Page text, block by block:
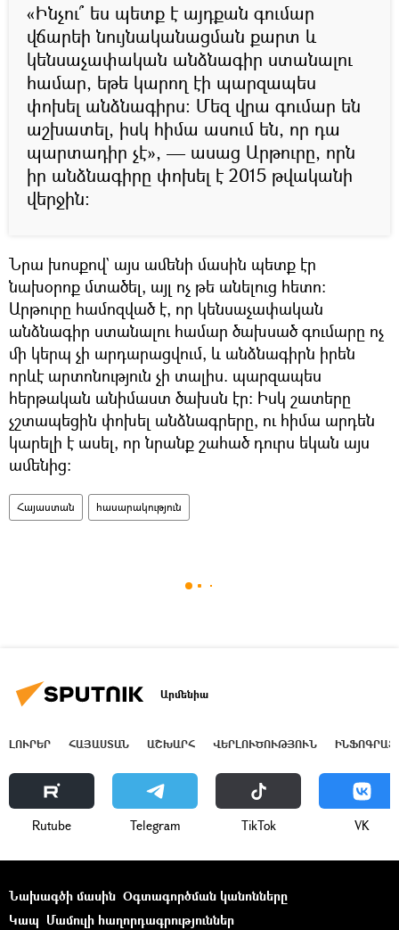
«Ինչու՞ ես պետք է այդքան գումար
վճարեի նույնականացման քարտ և
կենսաչափական անձնագիր ստանալու
համար, եթե կարող էի պարզապես
փոխել անձնագիրս: Մեզ վրա գումար են
աշխատել, իսկ հիմա ասում են, որ դա
պարտադիր չէ», — ասաց Արթուրը, որն
իր անձնագիրը փոխել է 2015 թվականի
վերջին:
Նրա խոսքով` այս ամենի մասին պետք էր
նախօրոք մտածել, այլ ոչ թե անելուց հետո։
Արթուրը համոզված է, որ կենսաչափական
անձնագիր ստանալու համար ծախսած գումարը ոչ
մի կերպ չի արդարացվում, և անձնագիրն իրեն
որևէ արտոնություն չի տալիս. պարզապես
հերթական անիմաստ ծախսն էր: Իսկ շատերը
չշտապեցին փոխել անձնագրերը, ու հիմա արդեն
կարելի է ասել, որ նրանք շահած դուրս եկան այս
ամենից:
Հայաստան հասարակություն
Արմենիա
ԼՈՒՐԵՐ ՀԱՅԱՍՏԱՆ ԱՇԽԱՐՀ ՎԵՐԼՈՒԾՈՒԹՅՈՒՆ
Rutube Telegram ТikТоk VK
Նախագծի մասին Օգտագործման կանոնները
Կապ Մամուլի հաղորդագրություններ